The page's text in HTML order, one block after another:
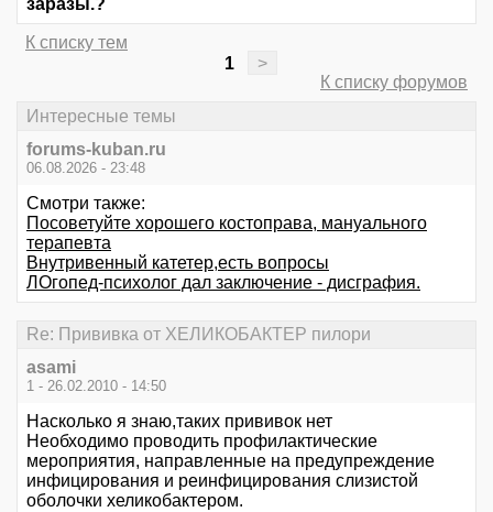
заразы.?
К списку тем
1
>
К списку форумов
Интересные темы
forums-kuban.ru
06.08.2026 - 23:48
Смотри также:
Посоветуйте хорошего костоправа, мануального
терапевта
Внутривенный катетер,есть вопросы
ЛОгопед-психолог дал заключение - дисграфия.
Re: Прививка от ХЕЛИКОБАКТЕР пилори
asami
1 - 26.02.2010 - 14:50
Насколько я знаю,таких прививок нет
Необходимо проводить профилактические
мероприятия, направленные на предупреждение
инфицирования и реинфицирования слизистой
оболочки хеликобактером.